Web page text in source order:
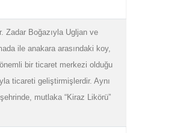
Zadar Boğazıyla Ugljan ve
ile anakara arasındaki koy,
bir ticaret merkezi olduğu
ticareti geliştirmişlerdir. Aynı
mutlaka “Kiraz Likörü”